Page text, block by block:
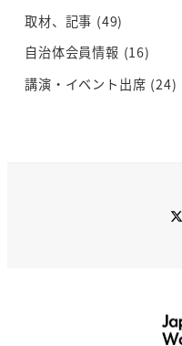
取材、記事 (49)
自治体会員情報 (16)
講演・イベント出席 (24)